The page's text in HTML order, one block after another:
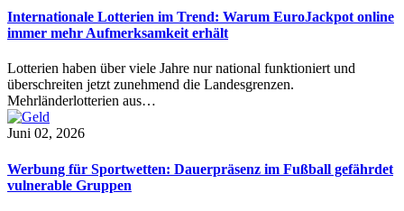
Internationale Lotterien im Trend: Warum EuroJackpot online
immer mehr Aufmerksamkeit erhält
Lotterien haben über viele Jahre nur national funktioniert und
überschreiten jetzt zunehmend die Landesgrenzen.
Mehrländerlotterien aus…
Juni 02, 2026
Werbung für Sportwetten: Dauerpräsenz im Fußball gefährdet
vulnerable Gruppen